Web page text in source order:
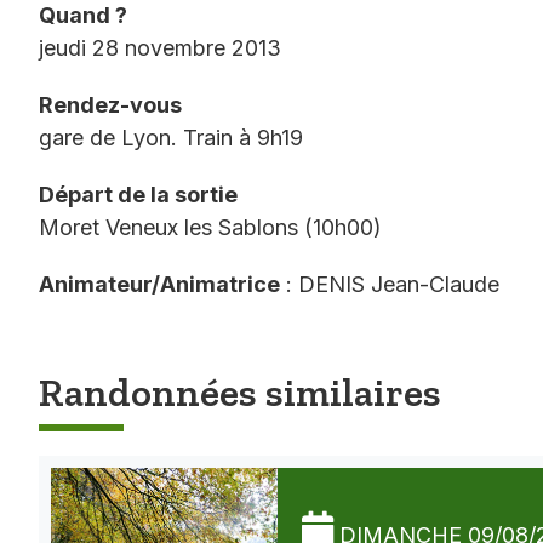
Quand ?
jeudi 28 novembre 2013
Rendez-vous
gare de Lyon. Train à 9h19
Départ de la sortie
Moret Veneux les Sablons (10h00)
Animateur/Animatrice : DENIS Jean-Claude
Randonnées similaires
DIMANCHE 09/08/